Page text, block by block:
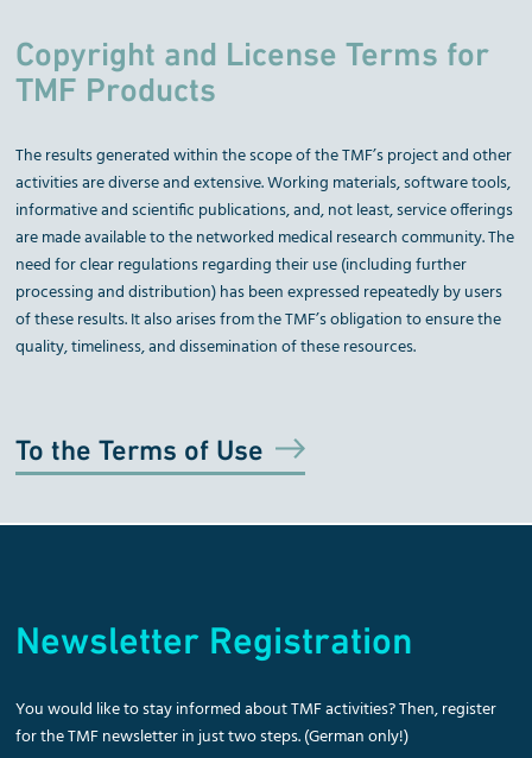
Copyright and License Terms for
TMF Products
The results generated within the scope of the TMF’s project and other
activities are diverse and extensive. Working materials, software tools,
informative and scientific publications, and, not least, service offerings
are made available to the networked medical research community. The
need for clear regulations regarding their use (including further
processing and distribution) has been expressed repeatedly by users
of these results. It also arises from the TMF’s obligation to ensure the
quality, timeliness, and dissemination of these resources.
To the Terms of Use
Newsletter Registration
You would like to stay informed about TMF activities? Then, register
for the TMF newsletter in just two steps. (German only!)